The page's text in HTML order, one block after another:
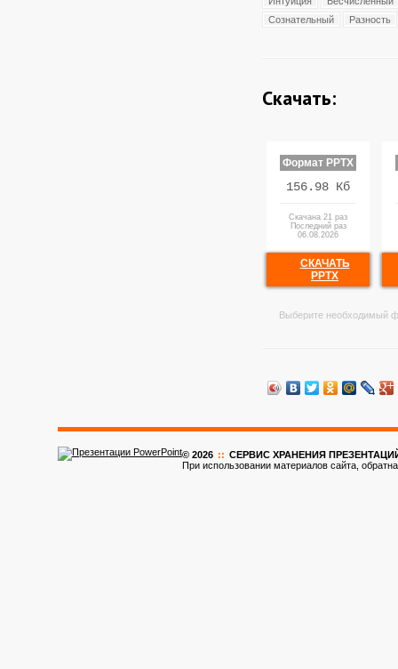
Сознательный
Разность
Скачать:
Формат PPTX
156.98 Кб
Скачана 21 раз
Последний раз
06.08.2026
СКАЧАТЬ
PPTX
Выберите необходимый
© 2026 :: CЕРВИС ХРАНЕНИЯ ПРЕЗЕНТАЦИЙ
При использовании материалов сайта,